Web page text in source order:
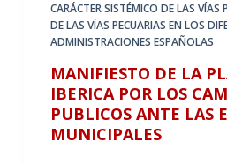
CARÁCTER SISTÉMICO DE LAS VÍAS
DE LAS VÍAS PECUARIAS EN LOS
ADMINISTRACIONES ESPAÑOLAS
MANIFIESTO DE LA
IBERICA POR LOS
PUBLICOS ANTE LAS
MUNICIPALES